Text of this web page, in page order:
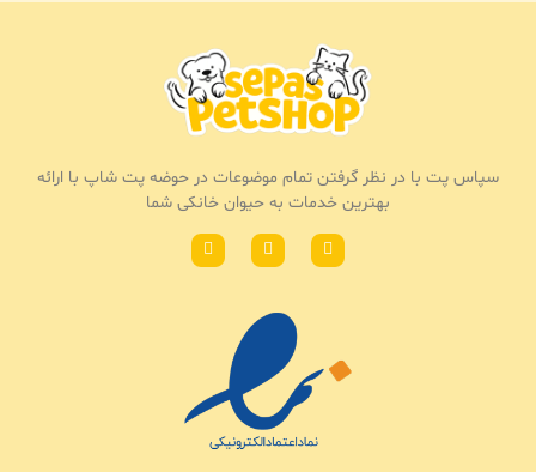
سپاس پت با در نظر گرفتن تمام موضوعات در حوضه پت شاپ با ارائه
بهترین خدمات به حیوان خانکی شما